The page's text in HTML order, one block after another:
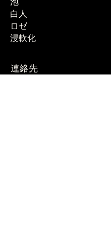
白人
ロゼ
浸軟化
連絡先